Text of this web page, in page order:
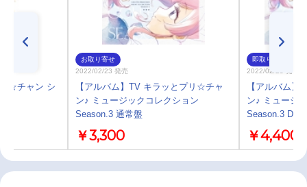
☆チャン シ
お取り寄せ
2022/02/23 発売
【アルバム】TV キラッとプリ☆チャ
ン♪ ミュージックコレクション
Season.3 通常盤
￥3,300
即取り
2022/02/23 発売
【アルバム
ン♪ ミュージ
Season.3 DX
￥4,400